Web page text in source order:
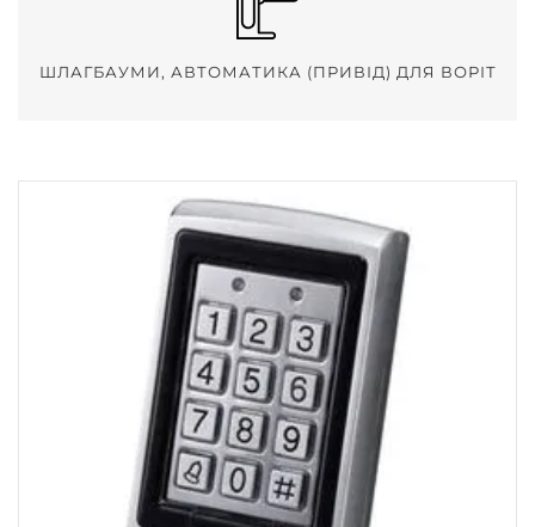
ШЛАГБАУМИ, АВТОМАТИКА (ПРИВІД) ДЛЯ ВОРІТ